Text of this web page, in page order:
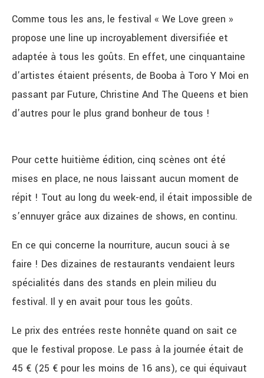
Comme tous les ans, le festival « We Love green »
propose une line up incroyablement diversifiée et
adaptée à tous les goûts. En effet, une cinquantaine
d’artistes étaient présents, de Booba à Toro Y Moi en
passant par Future, Christine And The Queens et bien
d’autres pour le plus grand bonheur de tous !
Pour cette huitième édition, cinq scènes ont été
mises en place, ne nous laissant aucun moment de
répit ! Tout au long du week-end, il était impossible de
s’ennuyer grâce aux dizaines de shows, en continu.
En ce qui concerne la nourriture, aucun souci à se
faire ! Des dizaines de restaurants vendaient leurs
spécialités dans des stands en plein milieu du
festival. Il y en avait pour tous les goûts.
Le prix des entrées reste honnête quand on sait ce
que le festival propose. Le pass à la journée était de
45 € (25 € pour les moins de 16 ans), ce qui équivaut